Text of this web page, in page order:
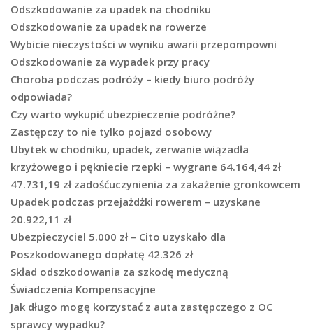
Odszkodowanie za upadek na chodniku
Odszkodowanie za upadek na rowerze
Wybicie nieczystości w wyniku awarii przepompowni
Odszkodowanie za wypadek przy pracy
Choroba podczas podróży – kiedy biuro podróży
odpowiada?
Czy warto wykupić ubezpieczenie podróżne?
Zastępczy to nie tylko pojazd osobowy
Ubytek w chodniku, upadek, zerwanie wiązadła
krzyżowego i pękniecie rzepki – wygrane 64.164,44 zł
47.731,19 zł zadośćuczynienia za zakażenie gronkowcem
Upadek podczas przejażdżki rowerem – uzyskane
20.922,11 zł
Ubezpieczyciel 5.000 zł – Cito uzyskało dla
Poszkodowanego dopłatę 42.326 zł
Skład odszkodowania za szkodę medyczną
Świadczenia Kompensacyjne
Jak długo mogę korzystać z auta zastępczego z OC
sprawcy wypadku?